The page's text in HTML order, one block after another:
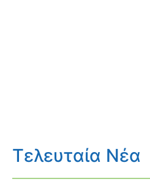
Τελευταία Νέα